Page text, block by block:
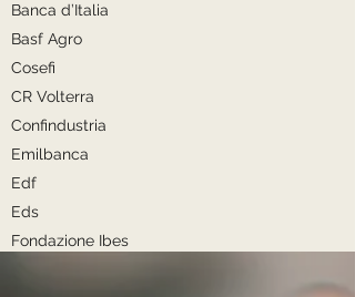
Banca d’Italia
Basf Agro
Cosefi
CR Volterra
Confindustria
Emilbanca
Edf
Eds
Fondazione Ibes